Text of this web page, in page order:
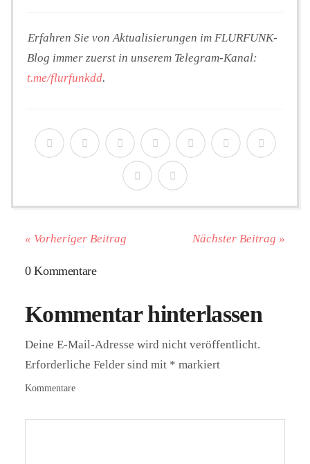
Erfahren Sie von Aktualisierungen im FLURFUNK-
Blog immer zuerst in unserem Telegram-Kanal:
t.me/flurfunkdd.
« Vorheriger Beitrag Nächster Beitrag »
0 Kommentare
Kommentar hinterlassen
Deine E-Mail-Adresse wird nicht veröffentlicht.
Erforderliche Felder sind mit * markiert
Kommentare